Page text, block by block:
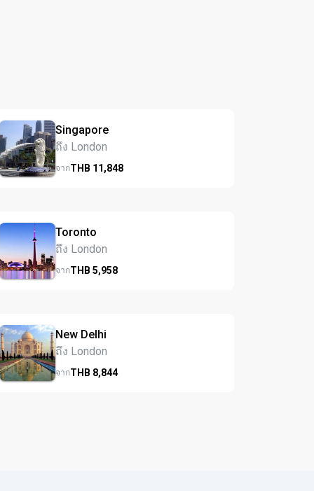
Singapore
ถึง London
จากTHB 11,848
Toronto
ถึง London
จากTHB5,958
New Delhi
ถึง London
จากTHB 8,844